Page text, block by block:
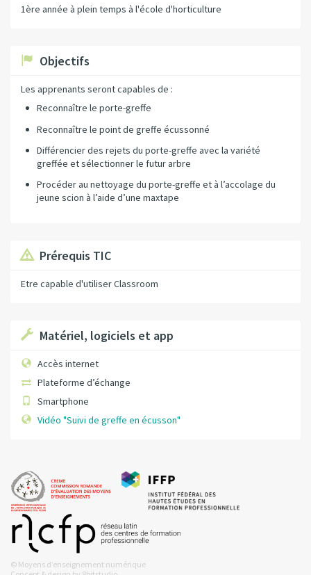
1ère année à plein temps à l'école d'horticulture
Objectifs
Les apprenants seront capables de :
Reconnaître le porte-greffe
Reconnaître le point de greffe écussonné
Différencier des rejets du porte-greffe avec la variété
greffée et sélectionner le futur arbre
Procéder au nettoyage du porte-greffe et à l’accolage du
jeune scion à l’aide d’une maxtape
Prérequis TIC
Etre capable d'utiliser Classroom
Matériel, logiciels et app
Accès internet
Plateforme d’échange
Smartphone
Vidéo "Suivi de greffe en écusson"
© Moyens d’enseignement numérique